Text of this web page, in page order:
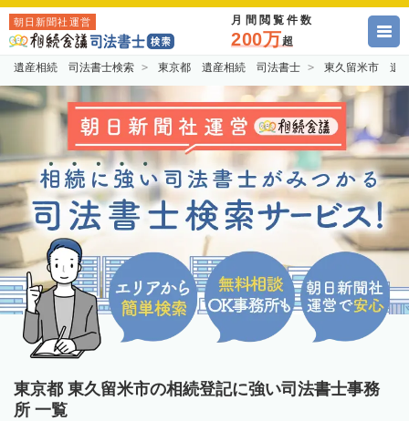
朝日新聞社運営 月間閲覧件数
200万超
遺産相続 司法書士検索 東京都 遺産相続 司法書士 東久留米市 遺
東京都 東久留米市の相続登記に強い司法書士事務
所 一覧